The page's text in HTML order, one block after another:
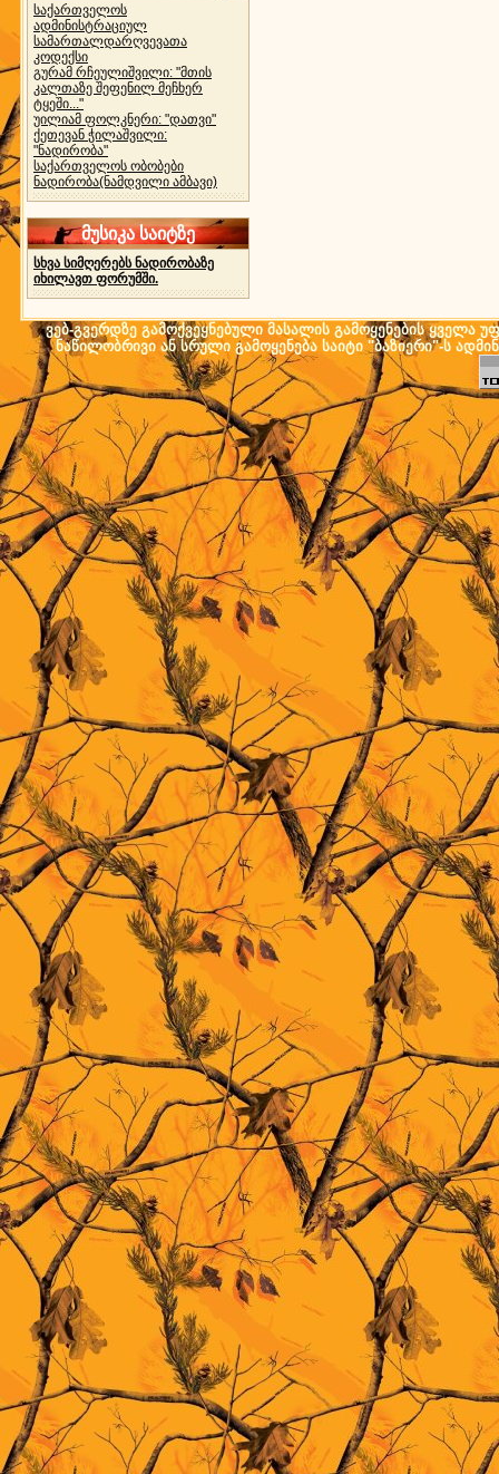
საქართველოს
ადმინისტრაციულ
სამართალდარღვევათა
კოდექსი
გურამ რჩეულიშვილი: "მთის
კალთაზე შეფენილ მეჩხერ
ტყეში..."
უილიამ ფოლკნერი: "დათვი"
ქეთევან ჭილაშვილი:
"ნადირობა"
საქართველოს ობობები
ნადირობა(ნამდვილი ამბავი)
მუსიკა საიტზე
სხვა სიმღერებს ნადირობაზე
იხილავთ ფორუმში.
ვებ-გვერდზე გამოქვეყნებული მასალის გამოყენების ყველა
ნაწილობრივი ან სრული გამოყენება საიტი "ბაზიერი"-ს